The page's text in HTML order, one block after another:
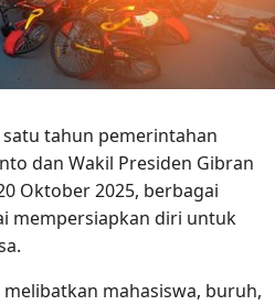
satu tahun pemerintahan
dan Wakil Presiden Gibran
Oktober 2025, berbagai
mempersiapkan diri untuk
mahasiswa, buruh,